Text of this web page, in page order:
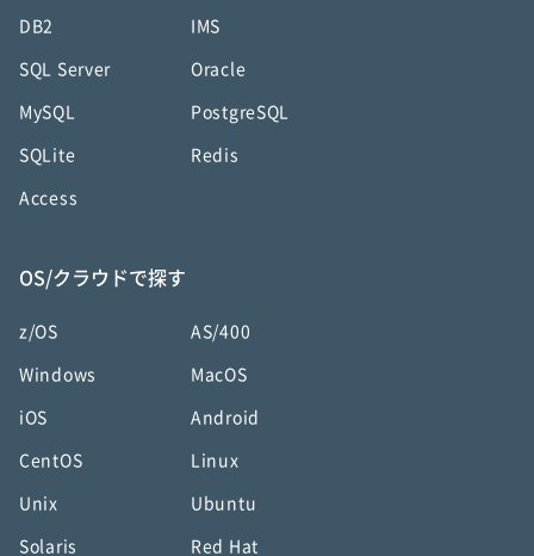
DB2 IMS
SQL Server Oracle
MySQL PostgreSQL
SQLite Redis
Access
OS/クラウドで探す
z/OS AS/400
Windows MacOS
iOS Android
CentOS Linux
Unix Ubuntu
Solaris Red Hat